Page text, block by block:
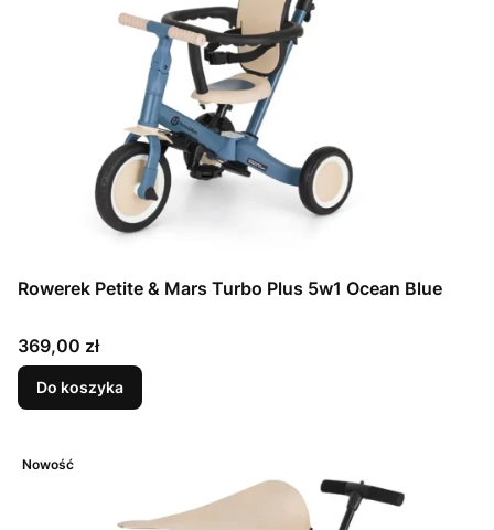
Rowerek Petite & Mars Turbo Plus 5w1 Ocean Blue
Cena
369,00 zł
Do koszyka
Nowość